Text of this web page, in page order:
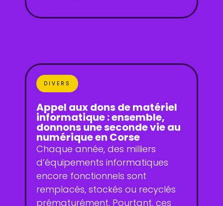
DIVERS
Appel aux dons de matériel
informatique : ensemble,
donnons une seconde vie au
numérique en Corse
Chaque année, des milliers
d’équipements informatiques
encore fonctionnels sont
remplacés, stockés ou recyclés
prématurément. Pourtant, ces